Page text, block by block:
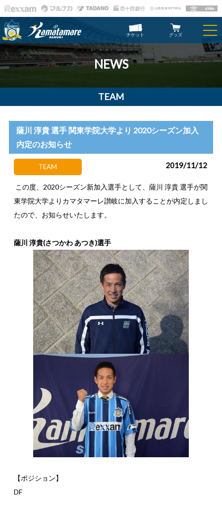
チケット グッズ
NEWS
TEAM
薩川 淳貴 選手 関東学院大学より 2020シーズン加入
内定のお知らせ
TEAM 2019/11/12
この度、2020シーズン新加入選手として、薩川 淳貴 選手が関
東学院大学よりカマタマーレ讃岐に加入することが内定しまし
たので、お知らせいたします。
薩川 淳貴(さつかわ あつき)選手
【ポジション】
DF